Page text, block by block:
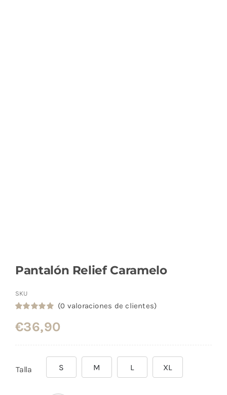
Pantalón Relief Caramelo
SKU
con5.00
de
5 en base a
(0 valoraciones de clientes)
€36,90
Talla S M L XL